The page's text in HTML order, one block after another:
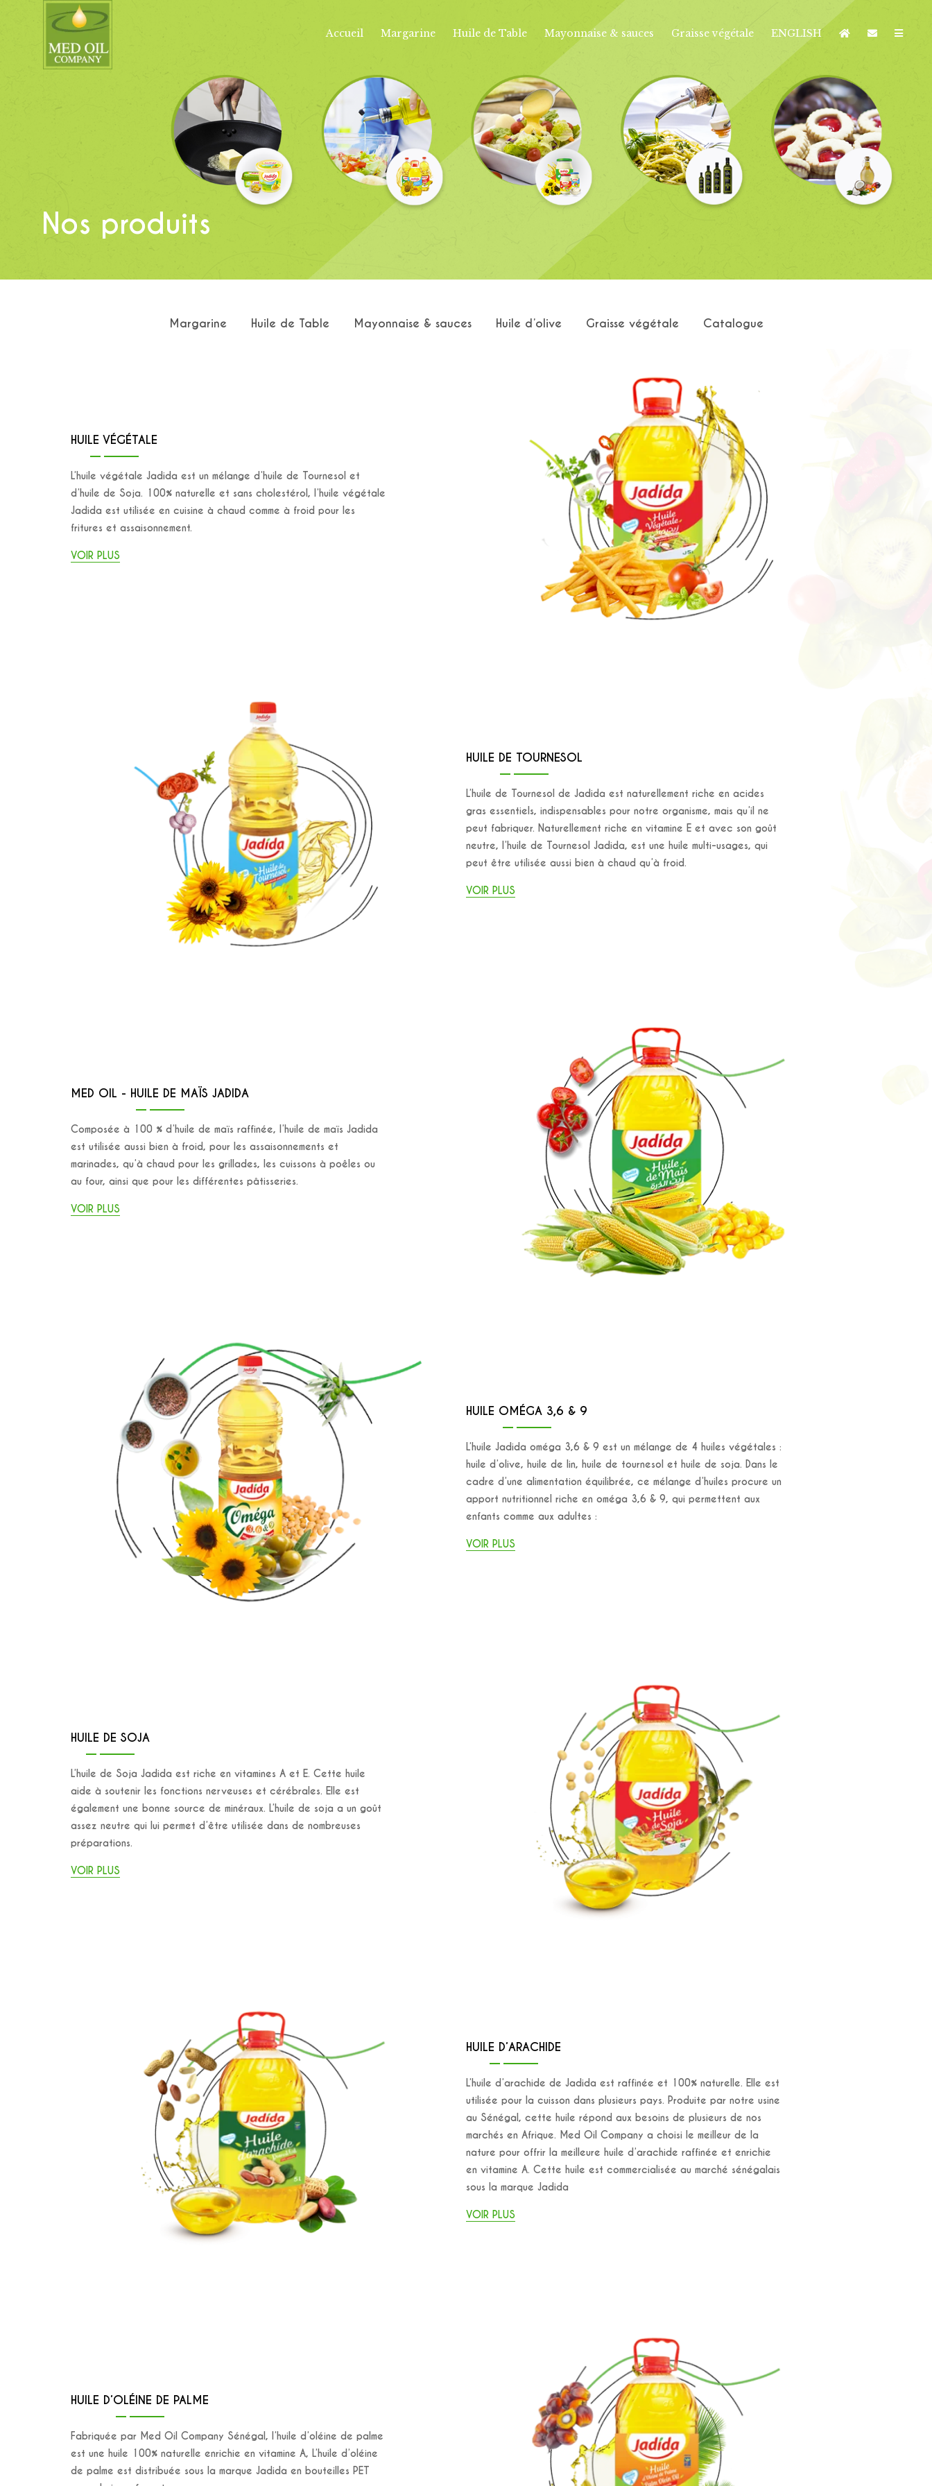
Accueil Margarine Huile de Table Mayonnaise & sauces Graisse végétale ENGLISH
Nos produits
Margarine Huile de Table Mayonnaise & sauces Huile d’olive Graisse végétale Catalogue
HUILE VÉGÉTALE
L’huile végétale Jadida est un mélange d’huile de Tournesol et
d’huile de Soja. 100% naturelle et sans cholestérol, l’huile végétale
Jadida est utilisée en cuisine à chaud comme à froid pour les
fritures et assaisonnement.
VOIR PLUS
HUILE DE TOURNESOL
L’huile de Tournesol de Jadida est naturellement riche en acides
gras essentiels, indispensables pour notre organisme, mais qu’il ne
peut fabriquer. Naturellement riche en vitamine E et avec son goût
neutre, l’huile de Tournesol Jadida, est une huile multi-usages, qui
peut être utilisée aussi bien à chaud qu’à froid.
VOIR PLUS
MED OIL - HUILE DE MAÏS JADIDA
Composée à 100 % d’huile de maïs raffinée, l’huile de maïs Jadida
est utilisée aussi bien à froid, pour les assaisonnements et
marinades, qu’à chaud pour les grillades, les cuissons à poêles ou
au four, ainsi que pour les différentes pâtisseries.
VOIR PLUS
HUILE OMÉGA 3,6 & 9
L’huile Jadida oméga 3,6 & 9 est un mélange de 4 huiles végétales :
huile d’olive, huile de lin, huile de tournesol et huile de soja. Dans le
cadre d’une alimentation équilibrée, ce mélange d’huiles procure un
apport nutritionnel riche en oméga 3,6 & 9, qui permettent aux
enfants comme aux adultes :
VOIR PLUS
HUILE DE SOJA
L’huile de Soja Jadida est riche en vitamines A et E. Cette huile
aide à soutenir les fonctions nerveuses et cérébrales. Elle est
également une bonne source de minéraux. L’huile de soja a un goût
assez neutre qui lui permet d’être utilisée dans de nombreuses
préparations.
VOIR PLUS
HUILE D’ARACHIDE
L’huile d’arachide de Jadida est raffinée et 100% naturelle. Elle est
utilisée pour la cuisson dans plusieurs pays. Produite par notre usine
au Sénégal, cette huile répond aux besoins de plusieurs de nos
marchés en Afrique. Med Oil Company a choisi le meilleur de la
nature pour offrir la meilleure huile d’arachide raffinée et enrichie
en vitamine A. Cette huile est commercialisée au marché sénégalais
sous la marque Jadida
VOIR PLUS
HUILE D’OLÉINE DE PALME
Fabriquée par Med Oil Company Sénégal, l’huile d’oléine de palme
est une huile 100% naturelle enrichie en vitamine A, L’huile d’oléine
de palme est distribuée sous la marque Jadida en bouteilles PET